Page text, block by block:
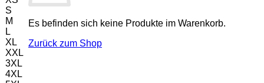
Es befinden sich keine Produkte im Warenkorb.
Zurück zum Shop
S
M
L
XL
XXL
3XL
4XL